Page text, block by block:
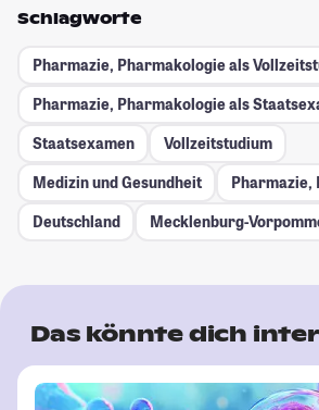
Schlagworte
Pharmazie, Pharmakologie als
Pharmazie, Pharmakologie als
Staatsexamen
Vollzeitstudium
Medizin und Gesundheit
Pharmazie,
Deutschland
Mecklenburg-
Das könnte dich